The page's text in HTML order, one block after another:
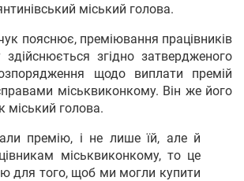
міський голова.
пояснює, преміювання працівників
здійснюється згідно затвердженого
щодо виплати премій
міськвиконкому. Він же його
міський голова.
премію, і не лише їй, але й
міськвиконкому, то це
для того, щоб ми могли купити